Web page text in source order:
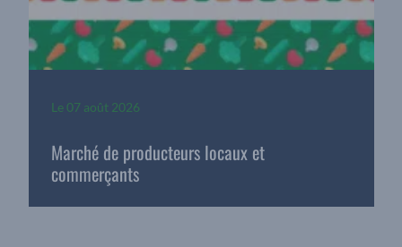
Le 07 août 2026
Marché de producteurs locaux et
commerçants